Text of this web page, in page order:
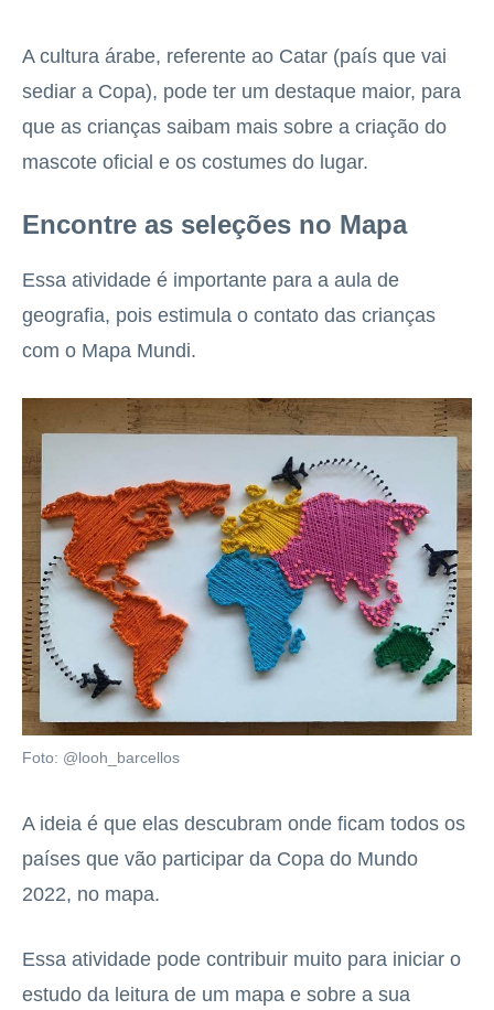
A cultura árabe, referente ao Catar (país que vai
sediar a Copa), pode ter um destaque maior, para
que as crianças saibam mais sobre a criação do
mascote oficial e os costumes do lugar.
Encontre as seleções no Mapa
Essa atividade é importante para a aula de
geografia, pois estimula o contato das crianças
com o Mapa Mundi.
Foto: @looh_barcellos
A ideia é que elas descubram onde ficam todos os
países que vão participar da Copa do Mundo
2022, no mapa.
Essa atividade pode contribuir muito para iniciar o
estudo da leitura de um mapa e sobre a sua